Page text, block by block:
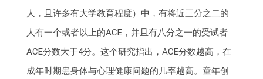
人，且许多有大学教育程度）中，有将近三分之二的
人有一个或者以上的ACE，并且有八分之一的受试者
ACE分数大于4分。这个研究指出，ACE分数越高，在
成年时期患身体与心理健康问题的几率越高。童年创